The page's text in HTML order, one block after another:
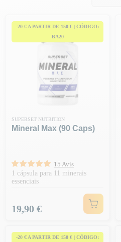
-20 € A PARTIR DE 150 € | CÓDIGO:
BA20
SUPERSET NUTRITION
Mineral Max (90 Caps)
15 Avis
1 cápsula para 11 minerais
essenciais
Preço
19,90 €
-20 € A PARTIR DE 150 € | CÓDIGO: